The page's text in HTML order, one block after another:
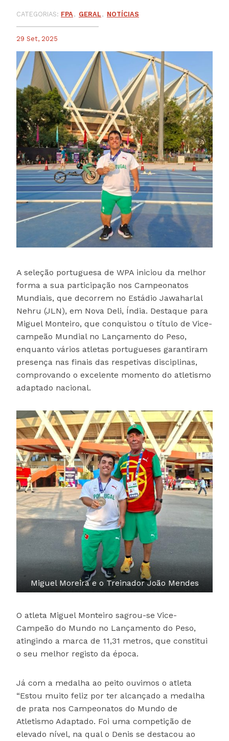
CATEGORIAS: FPA GERAL NOTÍCIAS
29 Set, 2025
A seleção portuguesa de WPA iniciou da melhor
forma a sua participação nos Campeonatos
Mundiais, que decorrem no Estádio Jawaharlal
Nehru (JLN), em Nova Deli, Índia. Destaque para
Miguel Monteiro, que conquistou o título de Vice-
campeão Mundial no Lançamento do Peso,
enquanto vários atletas portugueses garantiram
presença nas finais das respetivas disciplinas,
comprovando o excelente momento do atletismo
adaptado nacional.
Miguel Moreira e o Treinador João Mendes
O atleta Miguel Monteiro sagrou-se Vice-
Campeão do Mundo no Lançamento do Peso,
atingindo a marca de 11,31 metros, que constitui
o seu melhor registo da época.
Já com a medalha ao peito ouvimos o atleta
“Estou muito feliz por ter alcançado a medalha
de prata nos Campeonatos do Mundo de
Atletismo Adaptado. Foi uma competição de
elevado nível, na qual o Denis se destacou ao